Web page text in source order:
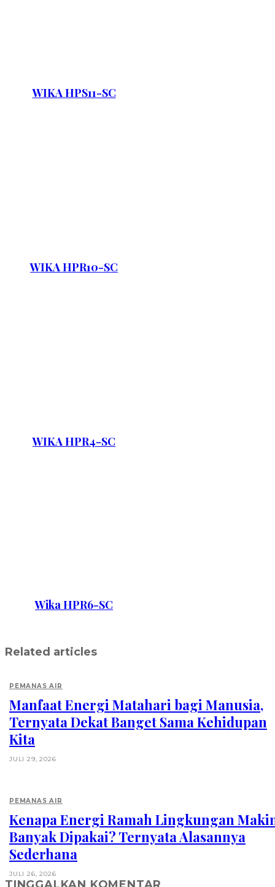
WIKA HPS11-SC
WIKA HPR10-SC
WIKA HPR4-SC
Wika HPR6-SC
Related articles
PEMANAS AIR
Manfaat Energi Matahari bagi Manusia,
Ternyata Dekat Banget Sama Kehidupan
Kita
JULI 29, 2026
PEMANAS AIR
Kenapa Energi Ramah Lingkungan
Banyak Dipakai? Ternyata Alasannya
Sederhana
JULI 26, 2026